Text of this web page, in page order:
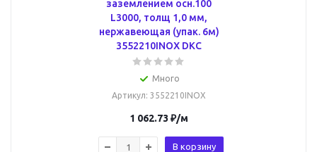
заземлением осн.100
L3000, толщ 1,0 мм,
нержавеющая (упак. 6м)
3552210INOX DKC
Много
Артикул: 3552210INOX
1 062.73 ₽/м
В корзину